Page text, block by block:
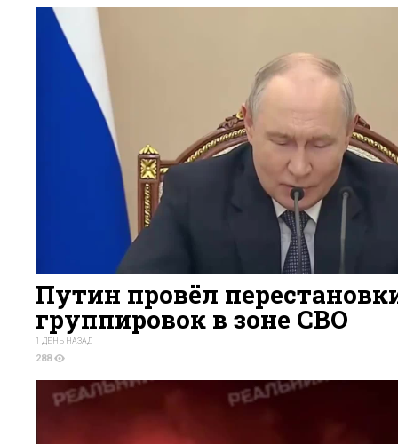
Путин провёл
группировок в зоне СВО
1 ДЕНЬ НАЗАД
288